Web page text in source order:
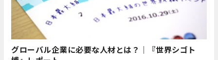
グローバル企業に必要な人材とは？｜『世界シゴト